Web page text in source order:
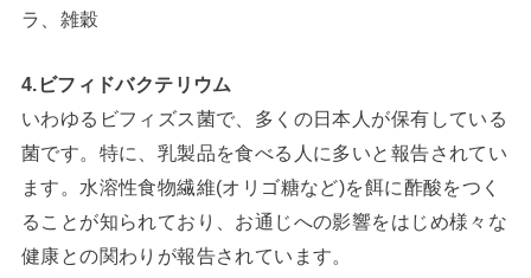
ラ、雑穀
4.ビフィドバクテリウム
いわゆるビフィズス菌で、多くの日本人が保有している
菌です。特に、乳製品を食べる人に多いと報告されてい
ます。水溶性食物繊維(オリゴ糖など)を餌に酢酸をつく
ることが知られており、お通じへの影響をはじめ様々な
健康との関わりが報告されています。